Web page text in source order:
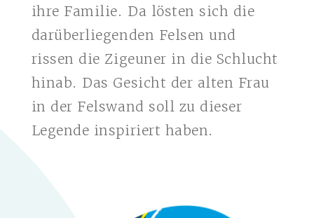
ihre Familie. Da lösten sich die
darüberliegenden Felsen und
rissen die Zigeuner in die Schlucht
hinab. Das Gesicht der alten Frau
in der Felswand soll zu dieser
Legende inspiriert haben.